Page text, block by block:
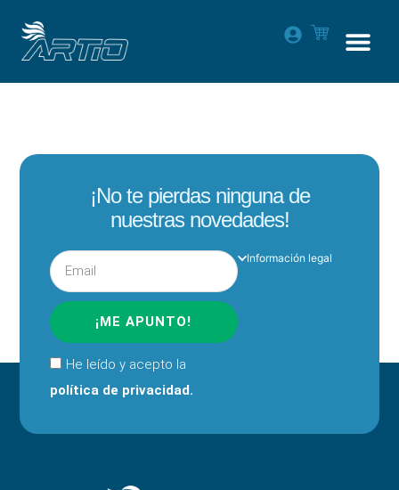
¡No te pierdas ninguna de
nuestras novedades!
He leído y acepto la
política de privacidad.
¡ME APUNTO!
Información legal